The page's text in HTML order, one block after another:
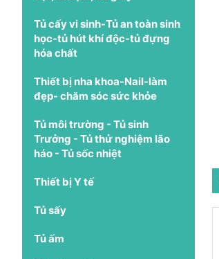
Tủ cấy vi sinh-Tủ an toàn sinh
học-tủ hút khí độc-tủ đựng
hóa chất
Thiết bị nha khoa-Nail-làm
đẹp- chăm sóc sức khỏe
Tủ môi trường - Tủ sinh
Trưởng - Tủ thử nghiệm lão
háo - Tủ sốc nhiệt
Thiết bị Y tế
Tủ sấy
Tủ ấm